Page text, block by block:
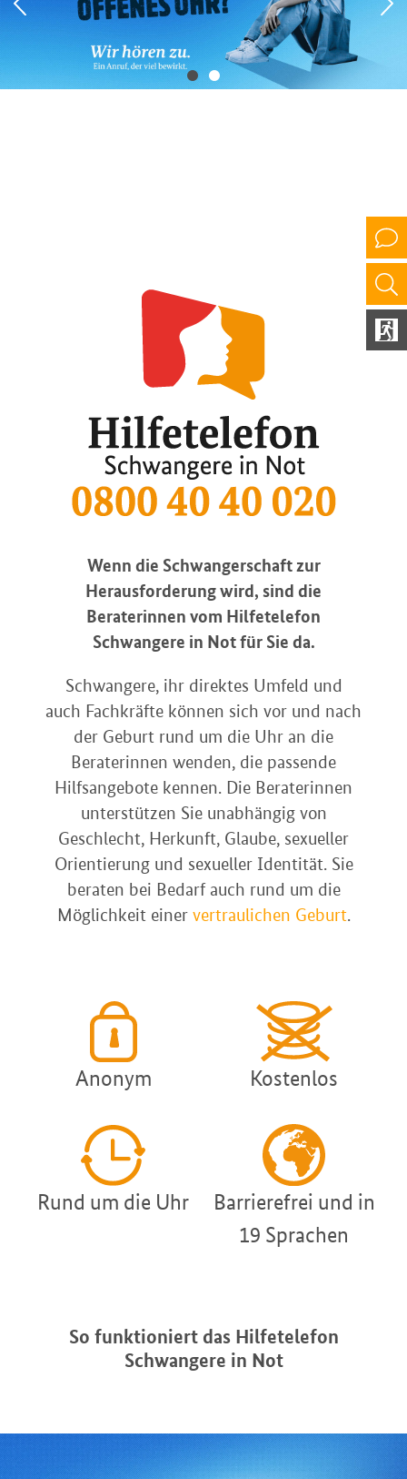
Wenn die Schwangerschaft zur
Herausforderung wird, sind die
Beraterinnen vom Hilfetelefon
Schwangere in Not für Sie da.
Schwangere, ihr direktes Umfeld und
auch Fachkräfte können sich vor und nach
der Geburt rund um die Uhr an die
Beraterinnen wenden, die passende
Hilfsangebote kennen. Die Beraterinnen
unterstützen Sie unabhängig von
Geschlecht, Herkunft, Glaube, sexueller
Orientierung und sexueller Identität. Sie
beraten bei Bedarf auch rund um die
Möglichkeit einer vertraulichen Geburt.
Anonym Kostenlos
Rund um die Uhr
Barrierefrei und in
19 Sprachen
So funktioniert das Hilfetelefon
Schwangere in Not